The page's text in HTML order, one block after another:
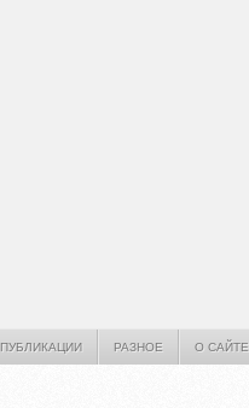
ПУБЛИКАЦИИ РАЗНОЕ О САЙТЕ